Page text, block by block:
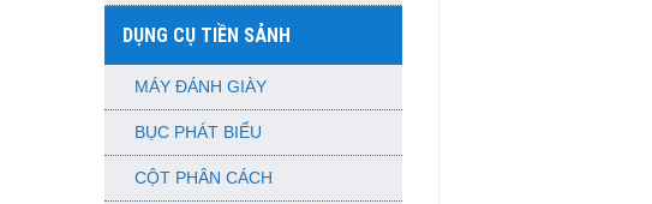
DỤNG CỤ TIỀN SẢNH
MÁY ĐÁNH GIÀY
BỤC PHÁT BIỂU
CỘT PHÂN CÁCH